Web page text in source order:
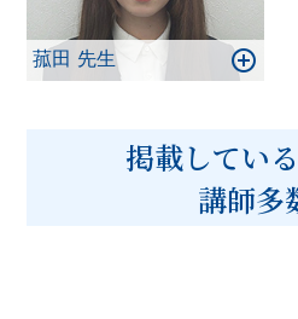
菰田 先生
掲載してい
講師多